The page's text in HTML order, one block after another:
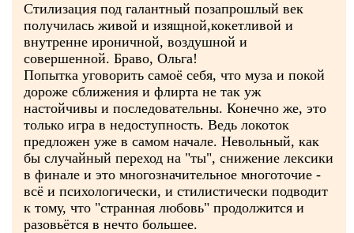
Стилизация под галантный позапрошлый век
получилась живой и изящной,кокетливой и
внутренне ироничной, воздушной и
совершенной. Браво, Ольга!
Попытка уговорить самоё себя, что муза и покой
дороже сближения и флирта не так уж
настойчивы и последовательны. Конечно же, это
только игра в недоступность. Ведь локоток
предложен уже в самом начале. Невольный, как
бы случайный переход на "ты", снижение лексики
в финале и это многозначительное многоточие -
всё и психологически, и стилистически подводит
к тому, что "странная любовь" продолжится и
разовьётся в нечто большее.